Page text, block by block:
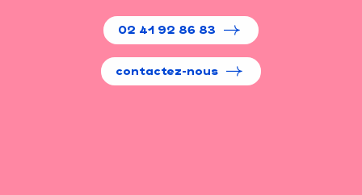
02 41 92 86 83
contactez-nous